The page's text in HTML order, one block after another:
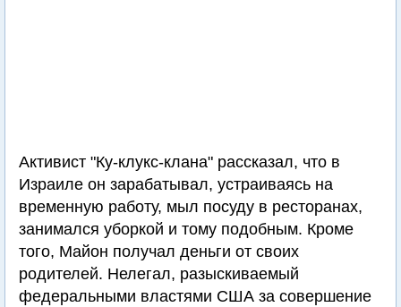
Активист "Ку-клукс-клана" рассказал, что в
Израиле он зарабатывал, устраиваясь на
временную работу, мыл посуду в ресторанах,
занимался уборкой и тому подобным. Кроме
того, Майон получал деньги от своих
родителей. Нелегал, разыскиваемый
федеральными властями США за совершение